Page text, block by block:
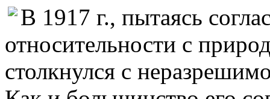
В 1917 г., пытаясь
относительности с
столкнулся с